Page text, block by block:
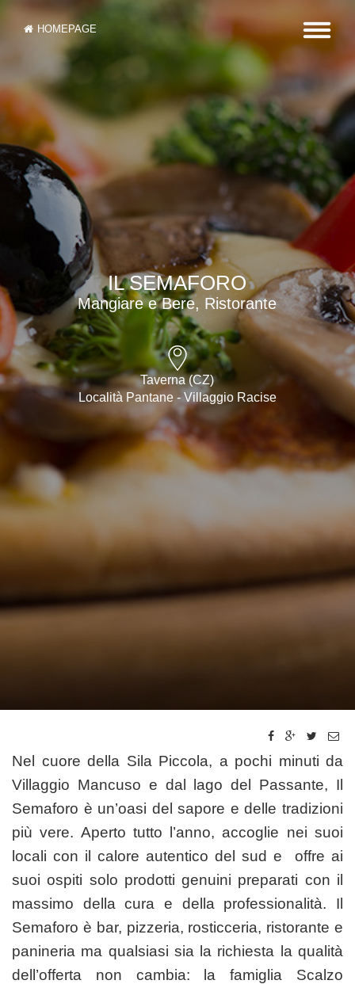
HOMEPAGE
IL SEMAFORO
Mangiare e Bere, Ristorante
Taverna (CZ)
Località Pantane - Villaggio Racise
Nel cuore della Sila Piccola, a pochi minuti da
Villaggio Mancuso e dal lago del Passante, Il
Semaforo è un’oasi del sapore e delle tradizioni
più vere. Aperto tutto l’anno, accoglie nei suoi
locali con il calore autentico del sud e offre ai
suoi ospiti solo prodotti genuini preparati con il
massimo della cura e della professionalità. Il
Semaforo è bar, pizzeria, rosticceria, ristorante e
panineria ma qualsiasi sia la richiesta la qualità
dell’offerta non cambia: la famiglia Scalzo